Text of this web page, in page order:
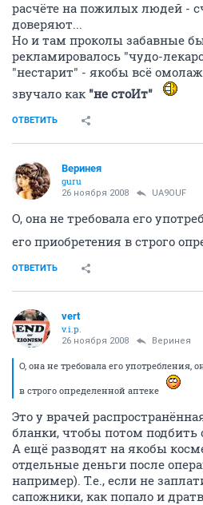
расчёте на пожилых людей -
доверяют...
Но и там проколы забавные
рекламировалось "чудо-
"нестарит" - якобы всё
звучало как "не стоИт"
ОТВЕТИТЬ
Веринея
guru
26 ноября 2008 UA9OUF
О, она не требовала его
его приобретения в строго
ОТВЕТИТЬ
vert
v.i.p.
26 ноября 2008 Веринея
О, она не требовала его употребления,
в строго определенной аптеке
Это у врачей
бланки, чтобы потом подбить
А ещё разводят на якобы
отдельные деньги после
например). Т.е., если не
сапожники, как попало и